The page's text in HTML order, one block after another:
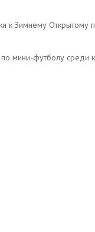
к Зимнему
по мини-футболу